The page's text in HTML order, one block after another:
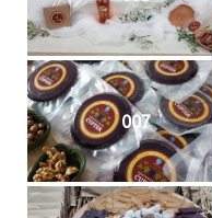
005
007